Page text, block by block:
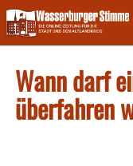
Skip
to
content
Wann darf
überfahren